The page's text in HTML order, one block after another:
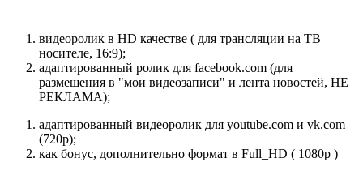
видеоролик в HD качестве ( для трансляции на ТВ
носителе, 16:9);
адаптированный ролик для facebook.com (для
размещения в "мои видеозаписи" и лента новостей, НЕ
РЕКЛАМА);
адаптированный видеоролик для youtube.com и vk.com
(720p);
как бонус, дополнительно формат в Full_HD ( 1080p )